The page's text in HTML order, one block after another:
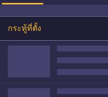
กระทู้ที่ตั้ง